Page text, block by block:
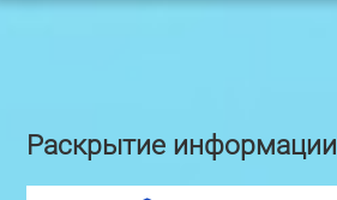
Раскрытие информации